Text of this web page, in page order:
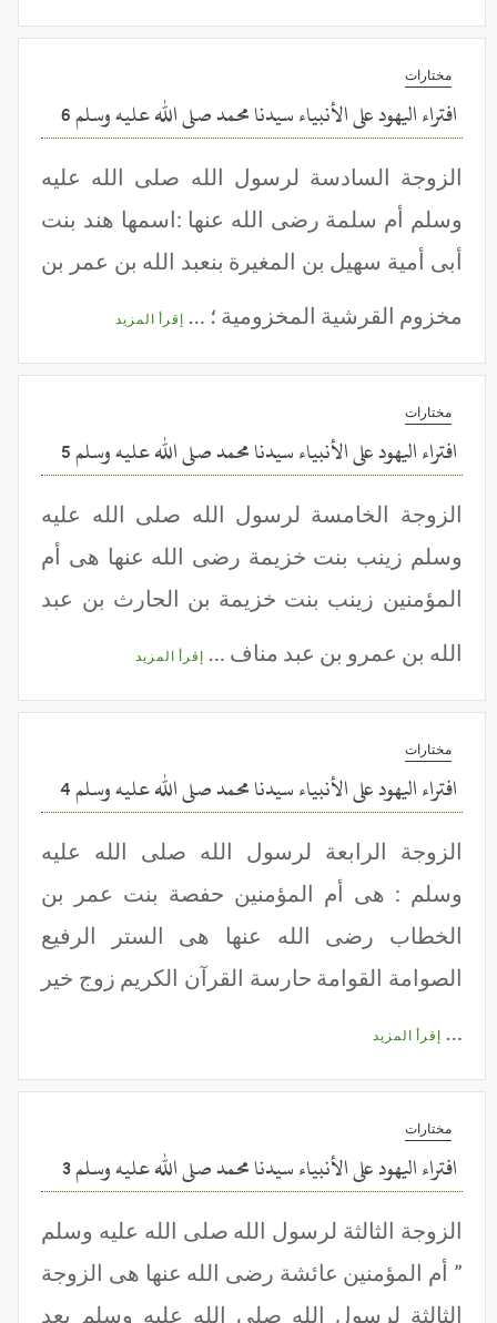
مختارات
افتراء اليهود على الأنبياء سيدنا محمد صلى الله عليه وسلم 6
الزوجة السادسة لرسول الله صلى الله عليه
وسلم أم سلمة رضى الله عنها :اسمها هند بنت
أبى أمية سهيل بن المغيرة بنعبد الله بن عمر بن
مخزوم القرشية المخزومية ؛ … إقرأ المزيد
مختارات
افتراء اليهود على الأنبياء سيدنا محمد صلى الله عليه وسلم 5
الزوجة الخامسة لرسول الله صلى الله عليه
وسلم زينب بنت خزيمة رضى الله عنها هى أم
المؤمنين زينب بنت خزيمة بن الحارث بن عبد
الله بن عمرو بن عبد مناف … إقرأ المزيد
مختارات
افتراء اليهود على الأنبياء سيدنا محمد صلى الله عليه وسلم 4
الزوجة الرابعة لرسول الله صلى الله عليه
وسلم : هى أم المؤمنين حفصة بنت عمر بن
الخطاب رضى الله عنها هى الستر الرفيع
الصوامة القوامة حارسة القرآن الكريم زوج خير
إقرأ المزيد
مختارات
افتراء اليهود على الأنبياء سيدنا محمد صلى الله عليه وسلم 3
الزوجة الثالثة لرسول الله صلى الله عليه وسلم
” أم المؤمنين عائشة رضى الله عنها هى الزوجة
الثالثة لرسول الله صلى الله عليه وسلم بعد